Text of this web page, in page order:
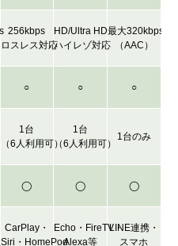
256kbps
ロスレス対応
HD/Ultra HD
ハイレゾ対応
最大320kbps
（AAC）
○ ○ ○
1台
（6人利用可）
1台
（6人利用可）
1台のみ
◯ ◯ ◯
CarPlay・
Siri・HomePod
Echo・FireTV・
Alexa等
LINE連携・
スマホ